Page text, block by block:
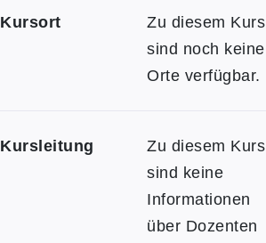
Kursort
Zu diesem Kurs
sind noch keine
Orte verfügbar.
Kursleitung
Zu diesem Kurs
sind keine
Informationen
über Dozenten